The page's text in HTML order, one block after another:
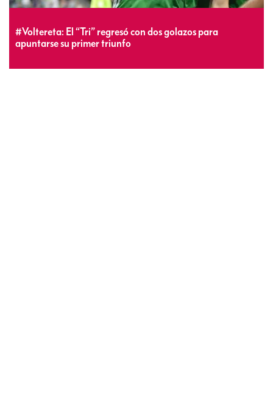
#Voltereta: El “Tri” regresó con dos golazos para
apuntarse su primer triunfo